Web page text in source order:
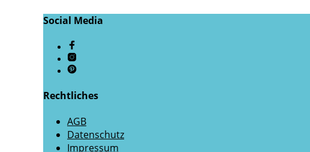
Social Media
Rechtliches
AGB
Datenschutz
Impressum